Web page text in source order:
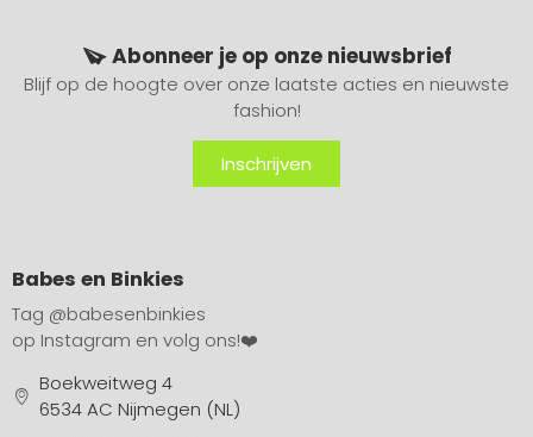
Abonneer je op onze nieuwsbrief
Blijf op de hoogte over onze laatste acties en nieuwste
fashion!
Inschrijven
Babes en Binkies
Tag @babesenbinkies
op Instagram en volg ons!❤️
Boekweitweg 4
6534 AC Nijmegen (NL)